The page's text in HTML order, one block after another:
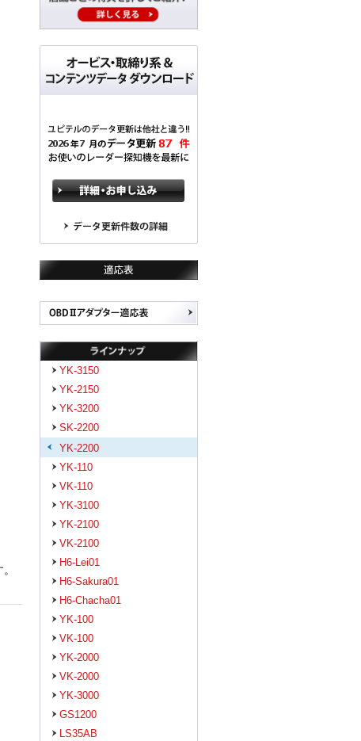
YK-3150
YK-2150
YK-3200
SK-2200
YK-2200
YK-110
VK-110
YK-3100
YK-2100
VK-2100
H6-Lei01
H6-Sakura01
H6-Chacha01
YK-100
VK-100
YK-2000
VK-2000
YK-3000
GS1200
LS35AB